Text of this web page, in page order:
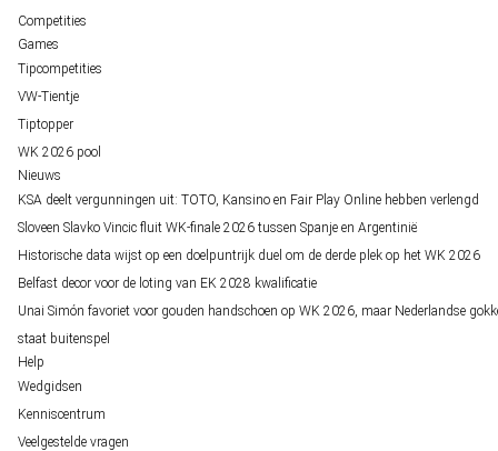
Competities
Games
Tipcompetities
VW-Tientje
Tiptopper
WK 2026 pool
Nieuws
KSA deelt vergunningen uit: TOTO, Kansino en Fair Play Online hebben verlengd
Sloveen Slavko Vincic fluit WK-finale 2026 tussen Spanje en Argentinië
Historische data wijst op een doelpuntrijk duel om de derde plek op het WK 2026
Belfast decor voor de loting van EK 2028 kwalificatie
Unai Simón favoriet voor gouden handschoen op WK 2026, maar Nederlandse
staat buitenspel
Help
Wedgidsen
Kenniscentrum
Veelgestelde vragen